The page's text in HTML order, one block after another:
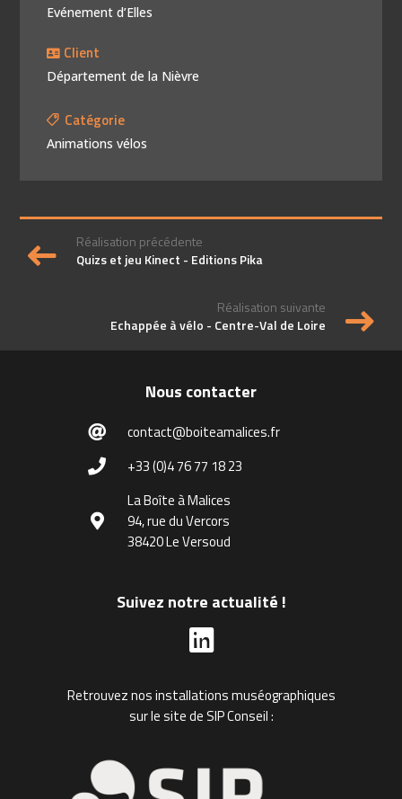
Evénement d’Elles
Client
Département de la Nièvre
Catégorie
Animations vélos
Réalisation précédente
Quizs et jeu Kinect - Editions Pika
Réalisation suivante
Echappée à vélo - Centre-Val de Loire
Nous contacter
contact@boiteamalices.fr
+33 (0)4 76 77 18 23
La Boîte à Malices
94, rue du Vercors
38420 Le Versoud
Suivez notre actualité !
Retrouvez nos installations muséographiques
sur le site de SIP Conseil :